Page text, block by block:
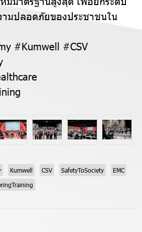
มปลอดภัยของประชาชนใน
#Kumwell #CSV
Kumwell CSV SafetyToSociety
EMC